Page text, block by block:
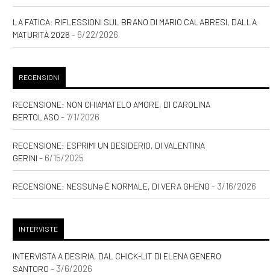
LA FATICA: RIFLESSIONI SUL BRANO DI MARIO CALABRESI, DALLA
MATURITÀ 2026 - 6/22/2026
RECENSIONI
RECENSIONE: NON CHIAMATELO AMORE, DI CAROLINA
BERTOLASO - 7/1/2026
RECENSIONE: ESPRIMI UN DESIDERIO, DI VALENTINA
GERINI - 6/15/2025
RECENSIONE: NESSUNƏ È NORMALE, DI VERA GHENO - 3/16/2026
INTERVISTE
INTERVISTA A DESIRIA, DAL CHICK-LIT DI ELENA GENERO
SANTORO - 3/6/2026